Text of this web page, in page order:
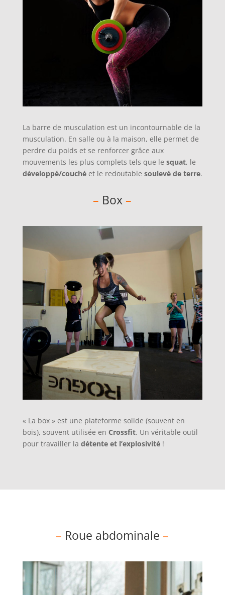
La barre de musculation est un incontournable de la
musculation. En salle ou à la maison, elle permet de
perdre du poids et se renforcer grâce aux
mouvements les plus complets tels que le squat, le
développé/couchéet le redoutable soulevé de terre.
– Box –
« La box » est une plateforme solide (souvent en
bois), souvent utilisée en Crossfit. Un véritable outil
pour travailler la détente et l’explosivité!
– Roue abdominale –